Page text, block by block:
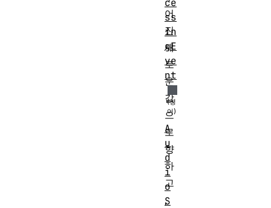
어
진
새
로
운
값
으
로
향
하
고
,
ss
in
gE
ve
nt
A
u
d
i
o
S